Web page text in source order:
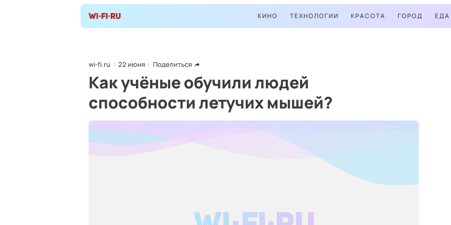
КИНО ТЕХНОЛОГИИ КРАСОТА ГОРОД ЕДА
wi-fi.ru 22 июня Поделиться
Как учёные обучили людей
способности летучих мышей?